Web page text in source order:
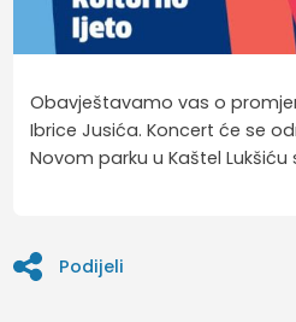
Obavještavamo vas o
Ibrice Jusića. Koncert će se
Novom parku u Kaštel
Podijeli